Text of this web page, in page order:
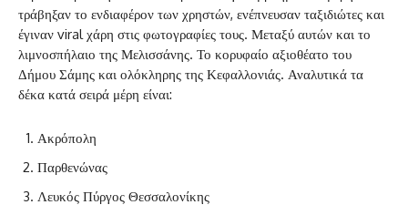
τράβηξαν το ενδιαφέρον των χρηστών, ενέπνευσαν ταξιδιώτες και
έγιναν viral χάρη στις φωτογραφίες τους. Μεταξύ αυτών και το
λιμνοσπήλαιο της Μελισσάνης. Το κορυφαίο αξιοθέατο του
Δήμου Σάμης και ολόκληρης της Κεφαλλονιάς. Αναλυτικά τα
δέκα κατά σειρά μέρη είναι:
Ακρόπολη
Παρθενώνας
Λευκός Πύργος Θεσσαλονίκης